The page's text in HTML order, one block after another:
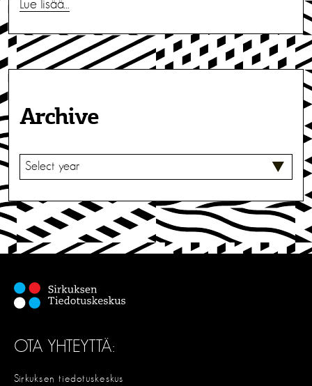
Lue lisää…
Archive
V
I
S
E
OTA YHTEYTTÄ:
Sirkuksen tiedotuskeskus